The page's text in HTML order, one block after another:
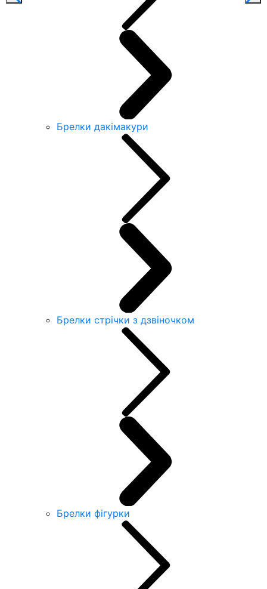
Брелки дакімакури
Брелки стрічки з дзвіночком
Брелки фігурки